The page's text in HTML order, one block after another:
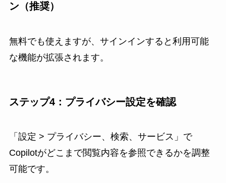
ン（推奨）
無料でも使えますが、サインインすると利用可能
な機能が拡張されます。
ステップ4：プライバシー設定を確認
「設定 > プライバシー、検索、サービス」で
Copilotがどこまで閲覧内容を参照できるかを調整
可能です。